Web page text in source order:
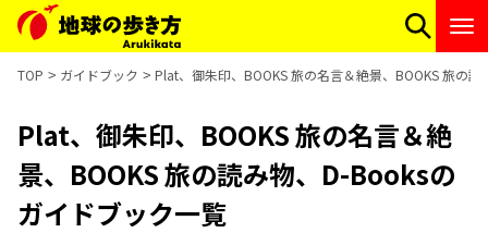
TOP ガイドブック Plat、御朱印、BOOKS 旅の名言＆絶景、BOOKS 旅の
Plat、御朱印、BOOKS 旅の名言＆絶
景、BOOKS 旅の読み物、D-Booksの
ガイドブック一覧